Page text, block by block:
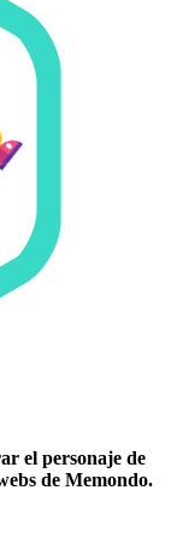
el personaje de
de Memondo.